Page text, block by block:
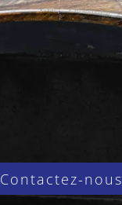
Contactez-nous